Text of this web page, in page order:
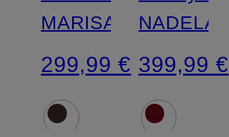
MARISANS
299,99 €
NADELA
399,99 €